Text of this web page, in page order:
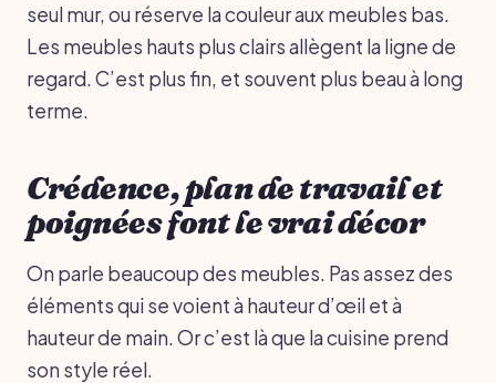
seul mur, ou réserve la couleur aux meubles bas.
Les meubles hauts plus clairs allègent la ligne de
regard. C’est plus fin, et souvent plus beau à long
terme.
Crédence, plan de travail et
poignées font le vrai décor
On parle beaucoup des meubles. Pas assez des
éléments qui se voient à hauteur d’œil et à
hauteur de main. Or c’est là que la cuisine prend
son style réel.